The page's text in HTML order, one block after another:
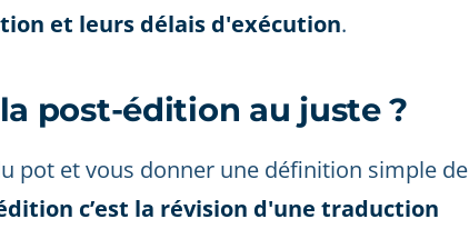
et leurs délais d'exécution.
post-édition au juste ?
pot et vous donner une définition simple de
c’est la révision d'une traduction